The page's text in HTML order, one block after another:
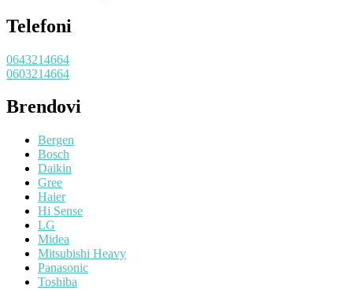
Telefoni
0643214664
0603214664
Brendovi
Bergen
Bosch
Daikin
Gree
Haier
Hi Sense
LG
Midea
Mitsubishi Heavy
Panasonic
Toshiba